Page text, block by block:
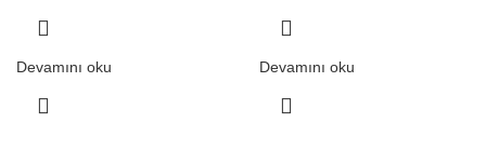
Devamını oku Devamını oku